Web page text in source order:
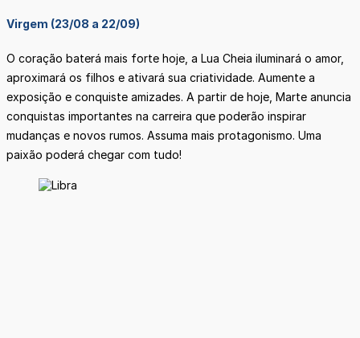
Virgem (23/08 a 22/09)
O coração baterá mais forte hoje, a Lua Cheia iluminará o amor,
aproximará os filhos e ativará sua criatividade. Aumente a
exposição e conquiste amizades. A partir de hoje, Marte anuncia
conquistas importantes na carreira que poderão inspirar
mudanças e novos rumos. Assuma mais protagonismo. Uma
paixão poderá chegar com tudo!